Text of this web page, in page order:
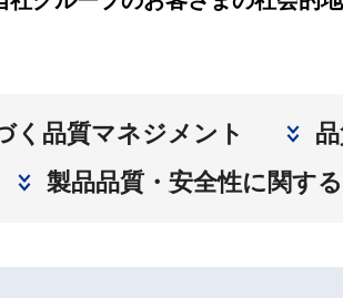
く品質マネジメント
製品品質・安全性に関す